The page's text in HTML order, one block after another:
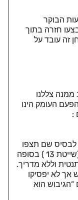
הבוקר
חזרה בתוך
זה עובד על
ממנה צללנו
העומק הינו
:
לבסיס שם תצפו
בתצוגת תחליט של לוחמי היחידה (שייטת 13 ) בסופה
וללא מדריך.
אך לא יפסיקו
הוא